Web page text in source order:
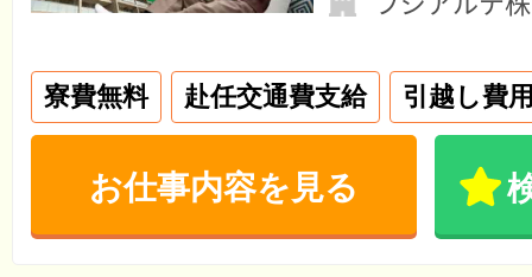
寮費無料 赴任交通費支給 引越し費
お仕事内容を見る